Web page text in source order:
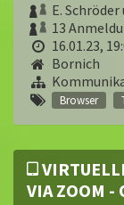
E. Schröder
13
16.01.23,
Bornich
Browser
VIA ZOOM -